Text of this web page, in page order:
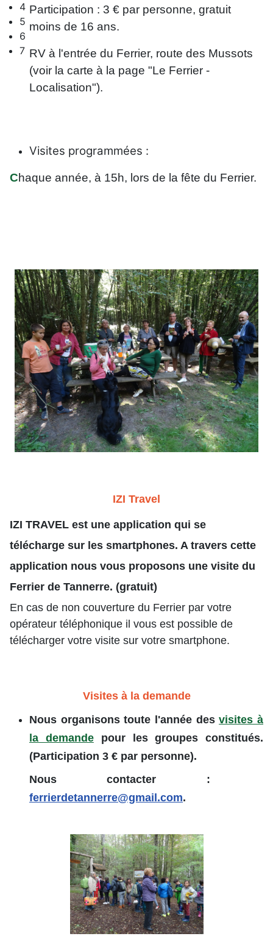
4
5
6
7
Participation : 3 € par personne, gratuit
moins de 16 ans.
RV à l'entrée du Ferrier, route des Mussots
(voir la carte à la page "Le Ferrier -
Localisation").
Visites programmées :
Chaque année, à 15h, lors de la fête du Ferrier.
IZI Travel
IZI TRAVEL est une application qui se
télécharge sur les smartphones. A travers cette
application nous vous proposons une visite du
Ferrier de Tannerre. (gratuit)
En cas de non couverture du Ferrier par votre
opérateur téléphonique il vous est possible de
télécharger votre visite sur votre smartphone.
Visites à la demande
Nous organisons toute l'année desvisites à
la demande
pour les groupes constitués.
(Participation 3 € par personne).
Nous contacter :
ferrierdetannerre@gmail.com.